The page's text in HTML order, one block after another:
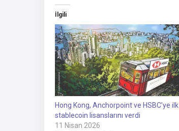
İlgili
Hong Kong, Anchorpoint ve HSBC’ye ilk
stablecoin lisanslarını verdi
11 Nisan 2026